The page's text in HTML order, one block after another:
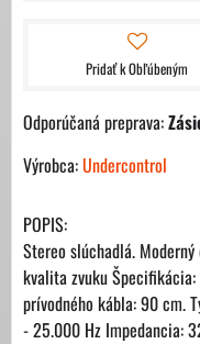
Pridať k Obľúbeným
Výrobca:Undercontrol
POPIS:
Stereo slúchadlá.
kvalita zvuku
prívodného kábla: 90 cm.
- 25.000 Hz Impedancia: